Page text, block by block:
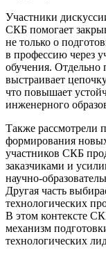
Участники
СКБ помогает
не только о
в профессию через
обучения. Отдельно
выстраивает
что повышает
инженерного
Также рассмотрели
формирования
участников СКБ
заказчиками и
Другая часть
технологических
В этом контексте
механизм
технологических